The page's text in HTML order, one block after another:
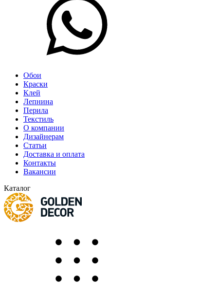
Обои
Краски
Клей
Лепнина
Перила
Текстиль
О компании
Дизайнерам
Статьи
Доставка и оплата
Контакты
Вакансии
Каталог